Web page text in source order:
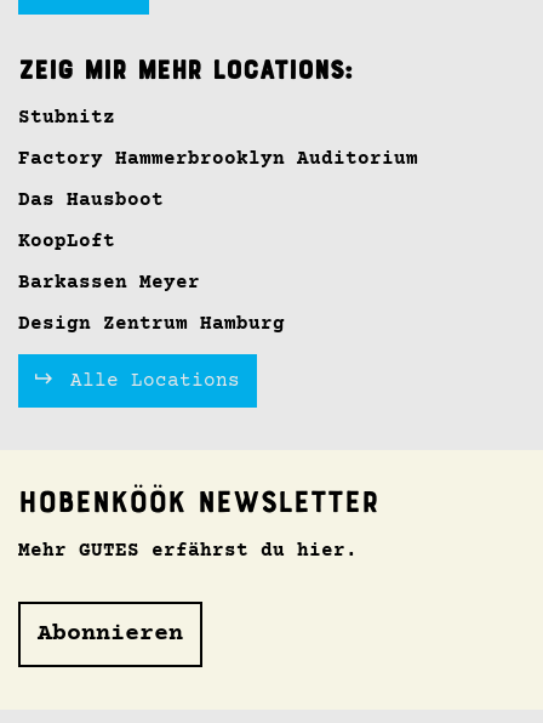
Zeig mir mehr Locations:
Stubnitz
Factory Hammerbrooklyn Auditorium
Das Hausboot
KoopLoft
Barkassen Meyer
Design Zentrum Hamburg
Alle Locations
Hobenköök Newsletter
Mehr GUTES erfährst du hier.
Abonnieren